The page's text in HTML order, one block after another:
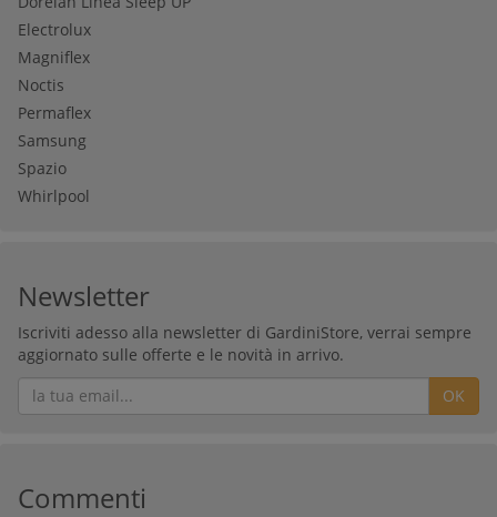
Electrolux
Magniflex
Noctis
Permaflex
Samsung
Spazio
Whirlpool
Newsletter
Iscriviti adesso alla newsletter di GardiniStore, verrai sempre
aggiornato sulle offerte e le novità in arrivo.
OK
Commenti